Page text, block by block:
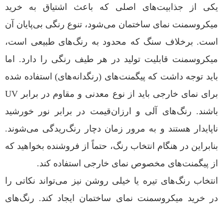
یکی از جذابیت‌های اصلی که باعث اشتیاق به خرید
میکروسمنت نمای ساختمان می‌شود، تنوع رنگی بی‌پایان آن
است. برخلاف سنگ که محدود به رنگ‌های طبیعی است،
میکروسمنت قابلیت تولید در هر طیف رنگی را دارد. اما
باید توجه داشت که پیگمنت‌های (رنگدانه‌های) استفاده شده
برای نمای خارجی باید از نوع معدنی و مقاوم در برابر UV
باشند. رنگ‌های آلی و ارزان‌قیمت در برابر نور خورشید
ناپایدار هستند و به مرور زمان دچار رنگ‌ريدگی می‌شوند.
بنابراین در هنگام انتخاب رنگ، حتماً از فروشنده بخواهید که
از پیگمنت‌های مخصوص نمای خارجی استفاده کند.
انتخاب رنگ‌های تیره یا خیلی روشن نیز می‌تواند نکاتی را
در خرید میکروسمنت نمای ساختمان ایجاد کند. رنگ‌های